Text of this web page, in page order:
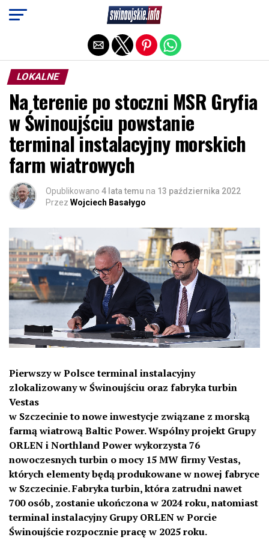
LOKALNE
Na terenie po stoczni MSR Gryfia
w Świnoujściu powstanie
terminal instalacyjny morskich
farm wiatrowych
Opublikowano 4 lata temu na 13 października 2022
Przez Wojciech Basałygo
Pierwszy w Polsce terminal instalacyjny
zlokalizowany w Świnoujściu oraz fabryka turbin
Vestas
w Szczecinie to nowe inwestycje związane z morską
farmą wiatrową Baltic Power. Wspólny projekt Grupy
ORLEN i Northland Power wykorzysta 76
nowoczesnych turbin o mocy 15 MW firmy Vestas,
których elementy będą produkowane w nowej fabryce
w Szczecinie. Fabryka turbin, która zatrudni nawet
700 osób, zostanie ukończona w 2024 roku, natomiast
terminal instalacyjny Grupy ORLEN w Porcie
Świnoujście rozpocznie pracę w 2025 roku.
Exit mobile version